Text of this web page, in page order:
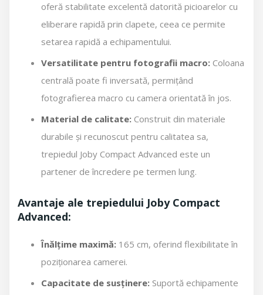
oferă stabilitate excelentă datorită picioarelor cu
eliberare rapidă prin clapete, ceea ce permite
setarea rapidă a echipamentului.
Versatilitate pentru fotografii macro: Coloana
centrală poate fi inversată, permițând
fotografierea macro cu camera orientată în jos.
Material de calitate: Construit din materiale
durabile și recunoscut pentru calitatea sa,
trepiedul Joby Compact Advanced este un
partener de încredere pe termen lung.
Avantaje ale trepiedului Joby Compact
Advanced:
Înălțime maximă: 165 cm, oferind flexibilitate în
poziționarea camerei.
Capacitate de susținere: Suportă echipamente